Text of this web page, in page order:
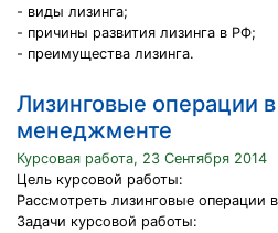
- виды лизинга;
- причины развития лизинга в РФ;
- преимущества лизинга.
Лизинговые операции
менеджменте
Курсовая работа, 23 Сентября 2014
Цель курсовой работы:
Рассмотреть лизинговые операции
Задачи курсовой работы: